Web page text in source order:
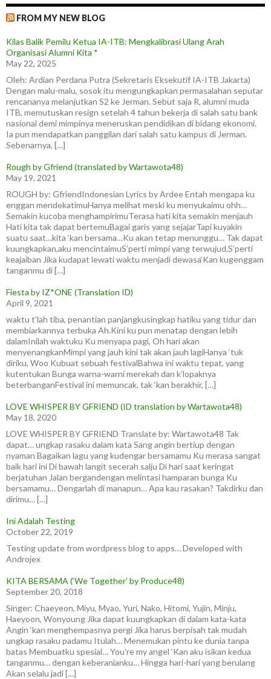
FROM MY NEW BLOG
Kilas Balik Pemilu Ketua IA-ITB: Mengkalibrasi Ulang Arah
Organisasi Alumni Kita *
May 22, 2025
Oleh: Ardian Perdana Putra (Sekretaris Eksekutif IA-ITB Jakarta)
Dengan malu-malu, sosok itu mengungkapkan permasalahan seputar
rencananya melanjutkan S2 ke Jerman. Sebut saja R, alumni muda
ITB, memutuskan resign setelah 4 tahun bekerja di salah satu bank
nasional demi mimpinya meneruskan pendidikan di bidang ekonomi.
Ia pun mendapatkan panggilan dari salah satu kampus di Jerman.
Sebenarnya, […]
Rough by Gfriend (translated by Wartawota48)
May 19, 2021
ROUGH by: GfriendIndonesian Lyrics by Ardee Entah mengapa ku
enggan mendekatimuHanya melihat meski ku menyukaimu ohh…
Semakin kucoba menghampirimuTerasa hati kita semakin menjauh
Hati kita tak dapat bertemuBagai garis yang sejajarTapi kuyakin
suatu saat…kita ‘kan bersama…Ku akan tetap menunggu… Tak dapat
kuungkapkan,aku mencintaimuS’perti mimpi yang terwujud,S’perti
keajaiban Jika kudapat lewati waktu menjadi dewasa‘Kan kugenggam
tanganmu di […]
Fiesta by IZ*ONE (Translation ID)
April 9, 2021
waktu t’lah tiba, penantian panjangkusingkap hatiku yang tidur dan
membiarkannya terbuka Ah.Kini ku pun menatap dengan lebih
dalamInilah waktuku Ku menyapa pagi, Oh hari akan
menyenangkanMimpi yang jauh kini tak akan jauh lagiHanya ‘tuk
diriku, Woo Kubuat sebuah festivalBahwa ini waktu tepat, yang
kutentukan Bunga warna-warni merekah dan k’lopaknya
beterbanganFestival ini memuncak, tak ‘kan berakhir, […]
LOVE WHISPER BY GFRIEND (ID translation by Wartawota48)
May 18, 2020
LOVE WHISPER BY GFRIEND Translate by: Wartawota48 Tak
dapat… ungkap rasaku dalam kata Sang angin bertiup dengan
nyaman Bagaikan lagu yang kudengar bersamamu Ku merasa sangat
baik hari ini Di bawah langit secerah salju Di hari saat keringat
berjatuhan Jalan bergandengan melintasi hamparan bunga Ku
bersamamu… Dengarlah di manapun… Apa kau rasakan? Takdirku dan
dirimu… […]
Ini Adalah Testing
October 22, 2019
Testing update from wordpress blog to apps… Developed with
Androjex
KITA BERSAMA (‘We Together’ by Produce48)
September 20, 2018
Singer: Chaeyeon, Miyu, Myao, Yuri, Nako, Hitomi, Yujin, Minju,
Haeyoon, Wonyoung Jika dapat kuungkapkan di dalam kata-kata
Angin ‘kan menghempasnya pergi Jika harus berpisah tak mudah
ungkap rasaku padamu Itulah… Menemukan pintu ke dunia tanpa
batas Membuatku spesial… You’re my angel ‘Kan aku isikan kedua
tanganmu… dengan keberanianku… Hingga hari-hari yang berulang
Akan selalu jadi […]